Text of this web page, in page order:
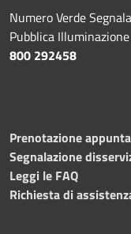
Numero Verde
Pubblica Illuminazione
800 292458
Prenotazione
Segnalazione
Leggi le FAQ
Richiesta di